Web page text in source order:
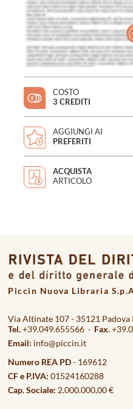
COSTO
3 CREDITI
AGGIUNGI AI
PREFERITI
ACQUISTA
ARTICOLO
Piccin Nuova Libraria
Via Altinate 107 - 35121 Padova
Tel.+39.049.655566 · Fax.
Email: info@piccin.it
Numero REA PD- 169612
CF e P.IVA: 01524160288
Cap. Sociale: 2.000.000,00 €